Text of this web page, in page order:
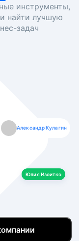
инструменты,
найти лучшую
задач
Александр Кулагин
Юлия Изоитко
Даниил Макаров
Екатерина Лазаренко
Борис Кашко
Юлия Изоитко